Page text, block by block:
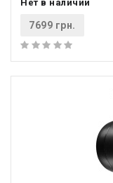
Нет в наличии
7699 грн.